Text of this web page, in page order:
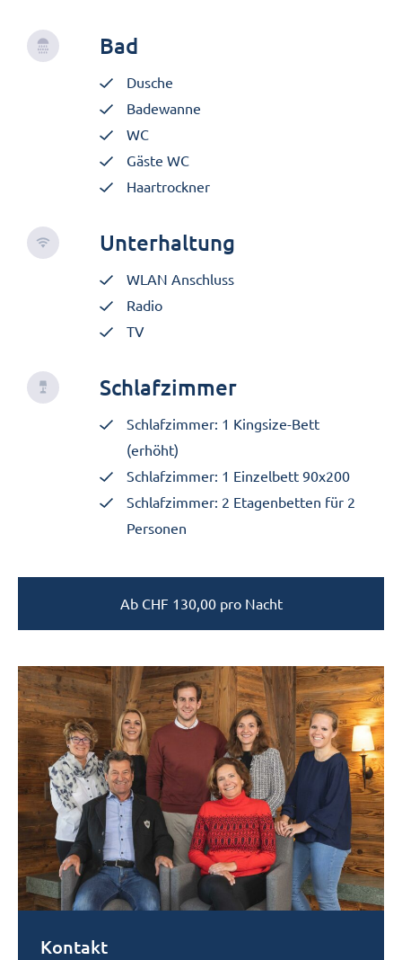
Bad
Dusche
Badewanne
WC
Gäste WC
Haartrockner
Unterhaltung
WLAN Anschluss
Radio
TV
Schlafzimmer
Schlafzimmer: 1 Kingsize-Bett
(erhöht)
Schlafzimmer: 1 Einzelbett 90x200
Schlafzimmer: 2 Etagenbetten für 2
Personen
Ab CHF 130,00pro Nacht
Kontakt